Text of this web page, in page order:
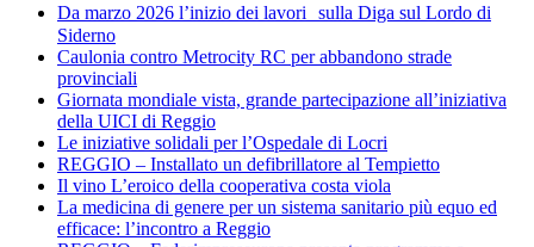
Da marzo 2026 l’inizio dei lavori sulla Diga sul Lordo di
Siderno
Caulonia contro Metrocity RC per abbandono strade
provinciali
Giornata mondiale vista, grande partecipazione all’iniziativa
della UICI di Reggio
Le iniziative solidali per l’Ospedale di Locri
REGGIO – Installato un defibrillatore al Tempietto
Il vino L’eroico della cooperativa costa viola
La medicina di genere per un sistema sanitario più equo ed
efficace: l’incontro a Reggio